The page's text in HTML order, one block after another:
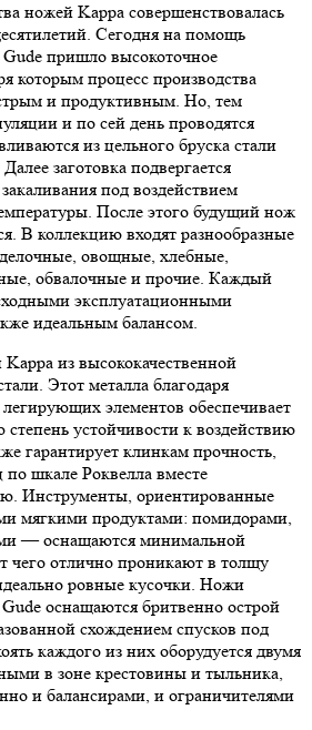
ножей Kappa совершенствовалась
Сегодня на помощь
пришло высокоточное
которым процесс производства
и продуктивным. Но, тем
и по сей день проводятся
из цельного бруска стали
заготовка подвергается
под воздействием
После этого будущий нож
В коллекцию входят разнообразные
овощные, хлебные,
обвалочные и прочие. Каждый
эксплуатационными
идеальным балансом.
из высококачественной
Этот металла благодаря
элементов обеспечивает
устойчивости к воздействию
гарантирует клинкам прочность,
по шкале Роквелла вместе
Инструменты, ориентированные
мягкими продуктами: помидорами,
— оснащаются минимальной
чего отлично проникают в толщу
ровные кусочки. Ножи
оснащаются бритвенно острой
схождением спусков под
каждого из них оборудуется двумя
в зоне крестовины и тыльника,
и балансирами, и ограничителями